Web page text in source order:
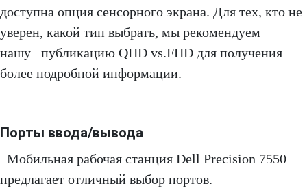
доступна опция сенсорного экрана. Для тех, кто не
уверен, какой тип выбрать, мы рекомендуем
нашу публикацию QHD vs.FHD для получения
более подробной информации.
Порты ввода/вывода
Мобильная рабочая станция Dell Precision 7550
предлагает отличный выбор портов.